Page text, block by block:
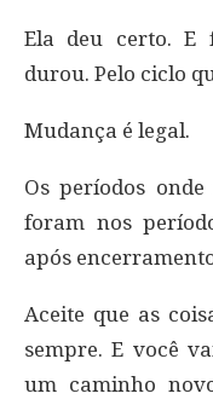
Ela deu certo. E
durou. Pelo ciclo
Mudança é legal.
Os períodos
foram nos
após
Aceite que as
sempre. E você
um caminho